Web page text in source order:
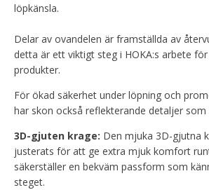
löpkänsla.
Delar av ovandelen är framställda av
detta är ett viktigt steg i HOKA:s arbete
produkter.
För ökad säkerhet under löpning och
har skon också reflekterande detaljer som
3D-gjuten krage: Den mjuka 3D-gjutna
justerats för att ge extra mjuk komfort
säkerställer en bekväm passform som
steget.